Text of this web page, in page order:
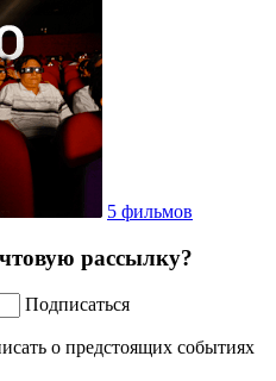
5 фильмов
рассылку?
Подписаться
о предстоящих событиях